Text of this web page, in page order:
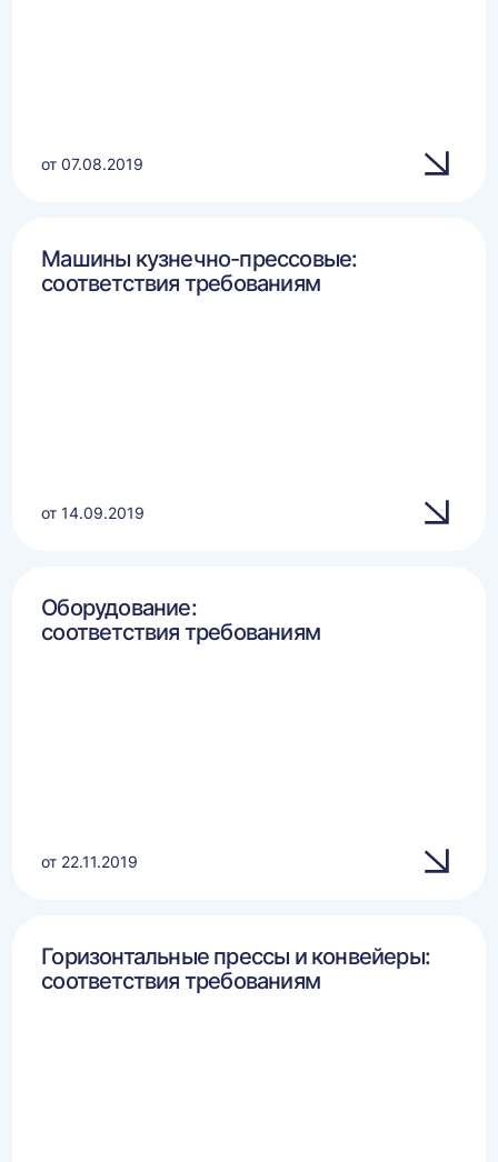
от 07.08.2019
Машины кузнечно-прессовые:
соответствия требованиям
от 14.09.2019
Оборудование:
соответствия требованиям
от 22.11.2019
Горизонтальные прессы и конвейеры:
соответствия требованиям